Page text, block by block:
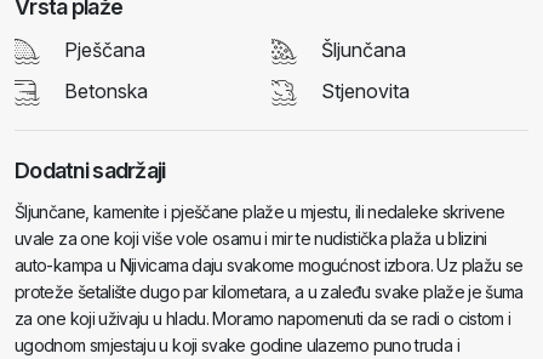
Vrsta plaže
Pješčana
Šljunčana
Betonska
Stjenovita
Dodatni sadržaji
Šljunčane, kamenite i pješčane plaže u mjestu, ili nedaleke skrivene
uvale za one koji više vole osamu i mir te nudistička plaža u blizini
auto-kampa u Njivicama daju svakome mogućnost izbora. Uz plažu se
proteže šetalište dugo par kilometara, a u zaleđu svake plaže je šuma
za one koji uživaju u hladu. Moramo napomenuti da se radi o cistom i
ugodnom smjestaju u koji svake godine ulazemo puno truda i